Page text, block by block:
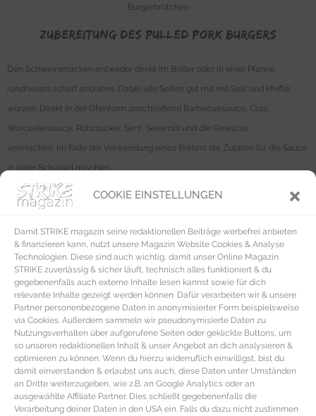
COOKIE EINSTELLUNGEN
Damit STRIKE magazin seine redaktionellen Beiträge werbefrei anbieten
& finanzieren kann, nutzt unsere Magazin Website Cookies & Analyse
Technologien. Diese sind auch wichtig, damit unser Online Magazin
STRIKE zuverlässig & sicher läuft, technisch alles funktioniert & du
gegebenenfalls auch externe Inhalte lesen kannst sowie für dich
relevante Inhalte gezeigt werden können. Dafür verarbeiten wir & unsere
Partner personenbezogene Daten in anonymisierter Form beispielsweise
via Cookies. Außerdem sammeln wir pseudonymisierte Daten zu
Nutzungsverhalten über aufgerufene Seiten oder geklickte Buttons, um
so unseren redaktionellen Inhalt & unser Angebot an dich analysieren &
optimieren zu können. Wenn du hierzu widerruflich einwilligst, bist du
damit einverstanden & erlaubst uns auch, diese Daten unter Umständen
an Dritte weiterzugeben, wie z.B. an Google Analytics oder an
ausgewählte Affiliate Partner. Dies schließt gegebenenfalls die
Verarbeitung deiner Daten in den USA ein. Falls du dazu nicht zustimmen
Burgerbrötchen
Zubereitung des Pulled Pork Burgers
Den Schweinenacken entweder direkt im Bräter oder in einer Pfanne
rundherum scharf anbraten. Dabei alle Seiten gut mit mit Salz und Pfeffer
würzen. Direkt in der Ofenform anschließend Barbecuesauce, Cola,
Worcestersauce, Rohrzucker, Senf, Sesamöl und die Gewürze
vermischen. Im Falle der Verwendung eines Bräters die Zutaten für die Sauce
in einer Schüssel mischen.
Den angebratenen Schweinenacken in die ofenfeste Form legen und die
Mischung darüberschütten. Zwiebeln und Knoblauch häuten, grob vierteln
und ebenfalls in die Form geben.
Mit geschlossenem Deckel in den vorgeheizten Ofen schieben und bei ca.
200° Ober- und Unterhitze zwei Stunden schmoren lassen. Danach weitere
vier Stunden bei 120° langsam garen und für die letzten 30 Minuten den
Deckel entfernen. Am Besten stündlich wenden und mit der Sauce
übergießen. Das Pulled Pork ist fertig, wenn sich das Fleisch mit zwei Gabeln
leicht auseinanderziehen lässt.
Anschließend das Fleisch aus dem Ofen nehmen und auf ein Schneidebrett
legen. Mit einer Gabel Streifen von dem Pulled Pork ziehen. Das
Burgerbrötchen toasten. Danach die geschmorten Zwiebeln zerteilen und